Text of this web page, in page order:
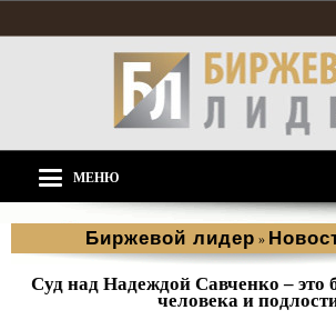
МЕНЮ
Биржевой лидер »
Суд над Надеждой Савченко – это
человека и